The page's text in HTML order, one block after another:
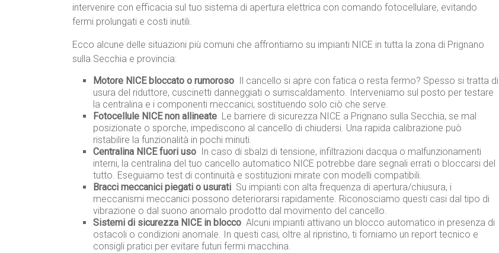
intervenire con efficacia sul tuo sistema di apertura elettrica con comando fotocellulare, evitando
fermi prolungati e costi inutili.
Ecco alcune delle situazioni più comuni che affrontiamo su impianti NICE in tutta la zona di Prignano
sulla Secchia e provincia:
Motore NICE bloccato o rumoroso  Il cancello si apre con fatica o resta fermo? Spesso si tratta di
usura del riduttore, cuscinetti danneggiati o surriscaldamento. Interveniamo sul posto per testare
la centralina e i componenti meccanici, sostituendo solo ciò che serve.
Fotocellule NICE non allineate  Le barriere di sicurezza NICE a Prignano sulla Secchia, se mal
posizionate o sporche, impediscono al cancello di chiudersi. Una rapida calibrazione può
ristabilire la funzionalità in pochi minuti.
Centralina NICE fuori uso  In caso di sbalzi di tensione, infiltrazioni dacqua o malfunzionamenti
interni, la centralina del tuo cancello automatico NICE potrebbe dare segnali errati o bloccarsi del
tutto. Eseguiamo test di continuità e sostituzioni mirate con modelli compatibili.
Bracci meccanici piegati o usurati  Su impianti con alta frequenza di apertura/chiusura, i
meccanismi meccanici possono deteriorarsi rapidamente. Riconosciamo questi casi dal tipo di
vibrazione o dal suono anomalo prodotto dal movimento del cancello.
Sistemi di sicurezza NICE in blocco  Alcuni impianti attivano un blocco automatico in presenza di
ostacoli o condizioni anomale. In questi casi, oltre al ripristino, ti forniamo un report tecnico e
consigli pratici per evitare futuri fermi macchina.